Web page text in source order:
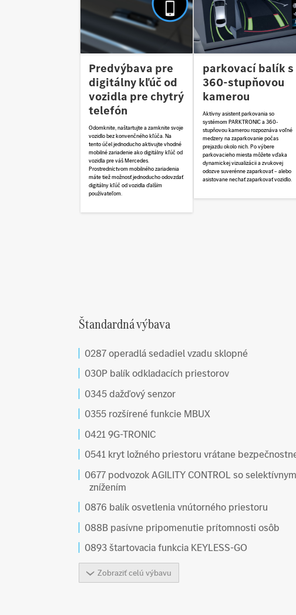
Predvýbava pre
digitálny kľúč od
vozidla pre chytrý
telefón
Odomknite, naštartujte a zamknite svoje
vozidlo bez konvenčného kľúča. Na
tento účel jednoducho aktivujte vhodné
mobilné zariadenie ako digitálny kľúč od
vozidla pre váš Mercedes.
Prostredníctvom mobilného zariadenia
máte tiež možnosť jednoducho odovzdať
digitálny kľúč od vozidla ďalším
používateľom.
parkovací balík s
360-stupňovou
kamerou
Aktívny asistent parkovania so
systémom PARKTRONIC a 360-
stupňovou kamerou rozpoznáva voľné
medzery na zaparkovanie počas
prejazdu okolo nich. Po výbere
parkovacieho miesta môžete vďaka
dynamickej vizualizácii a zvukovej
odozve suverénne zaparkovať – alebo
asistovane nechať zaparkovať vozidlo.
Štandardná výbava
0287 operadlá sedadiel vzadu sklopné
030P balík odkladacích priestorov
0345 dažďový senzor
0355 rozšírené funkcie MBUX
0421 9G-TRONIC
0541 kryt ložného priestoru vrátane
0677 podvozok AGILITY CONTROL so
znížením
0876 balík osvetlenia vnútorného priestoru
088B pasívne pripomenutie prítomnosti osôb
0893 štartovacia funkcia KEYLESS-GO
Zobraziť celú výbavu